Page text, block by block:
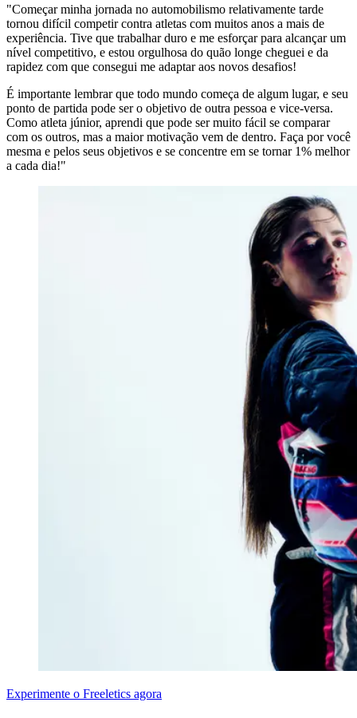
"Começar minha jornada no automobilismo relativamente tarde
tornou difícil competir contra atletas com muitos anos a mais de
experiência. Tive que trabalhar duro e me esforçar para alcançar um
nível competitivo, e estou orgulhosa do quão longe cheguei e da
rapidez com que consegui me adaptar aos novos desafios!
É importante lembrar que todo mundo começa de algum lugar, e seu
ponto de partida pode ser o objetivo de outra pessoa e vice-versa.
Como atleta júnior, aprendi que pode ser muito fácil se comparar
com os outros, mas a maior motivação vem de dentro. Faça por você
mesma e pelos seus objetivos e se concentre em se tornar 1% melhor
a cada dia!"
Experimente o Freeletics agora